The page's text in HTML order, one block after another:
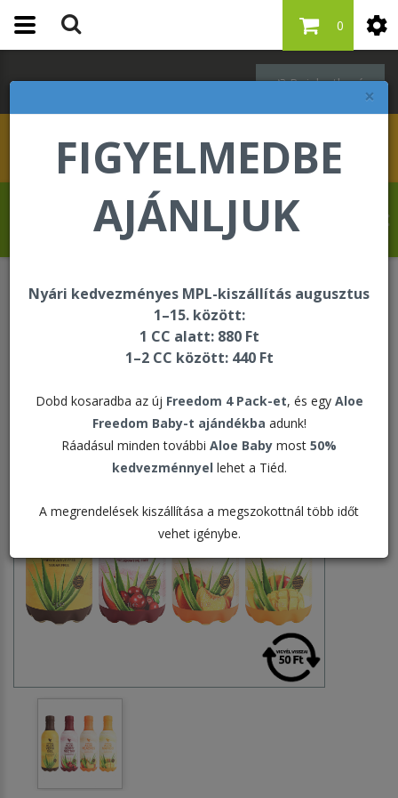
×
FIGYELMEDBE
AJÁNLJUK
Nyári kedvezményes MPL-kiszállítás augusztus
1–15. között:
1 CC alatt: 880 Ft
1–2 CC között: 440 Ft
Dobd kosaradba az új Freedom 4 Pack-et, és egy Aloe
Freedom Baby-t ajándékba adunk!
Ráadásul minden további Aloe Baby most 50%
kedvezménnyel lehet a Tiéd.
A megrendelések kiszállítása a megszokottnál több időt
vehet igénybe.
Bejelentkezés
0
Revelat Jean Baptiste üdvözli Önt a
Forever Living internetes áruházában!
Egységcsomagok 4 Pack Aloe Combo